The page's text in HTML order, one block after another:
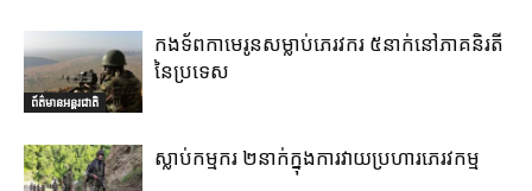
ព័ត៌មានអន្តរជាតិ
កងទ័ពកាមេរូនសម្លាប់ភេរវករ ៥នាក់នៅភាគនិរតី
នៃប្រទេស
ស្លាប់កម្មករ ២នាក់ក្នុងការវាយប្រហារភេរវកម្ម